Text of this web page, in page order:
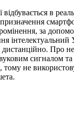
в
за
Про
сигналом
не